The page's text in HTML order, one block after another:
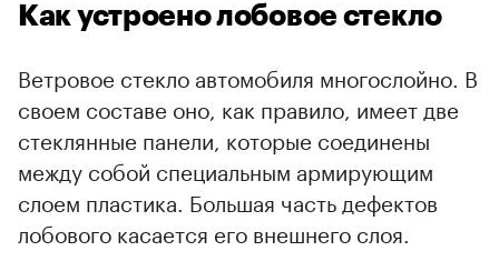
Как устроено лобовое стекло
Ветровое стекло автомобиля многослойно. В
своем составе оно, как правило, имеет две
стеклянные панели, которые соединены
между собой специальным армирующим
слоем пластика. Большая часть дефектов
лобового касается его внешнего слоя.